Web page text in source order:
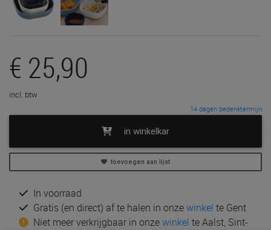
€ 25,90
incl. btw
14 dagen bedenktermijn
in winkelkar
toevoegen aan lijst
In voorraad
Gratis (en direct) af te halen in onzewinkel te Gent
Niet meer verkrijgbaar in onzewinkel te Aalst, Sint-